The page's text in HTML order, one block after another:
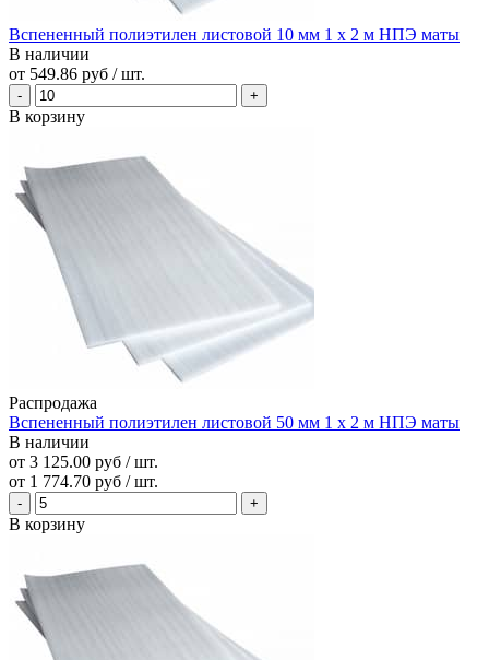
Вспененный полиэтилен листовой 10 мм 1 х 2 м НПЭ маты
В наличии
от 549.86 руб / шт.
В корзину
Распродажа
Вспененный полиэтилен листовой 50 мм 1 х 2 м НПЭ маты
В наличии
от 3 125.00 руб / шт.
от 1 774.70 руб / шт.
В корзину